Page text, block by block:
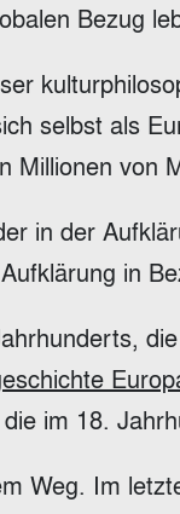
Bezug
selbst als
Millionen von
in der
in
im 18.
Weg. Im